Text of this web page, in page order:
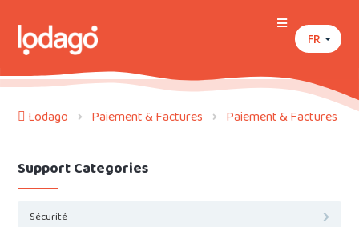
FR
Lodago Paiement & Factures Paiement & Factures
Support Categories
Sécurité